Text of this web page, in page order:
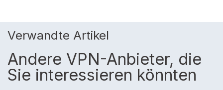
Verwandte Artikel
Andere VPN-Anbieter, die
Sie interessieren könnten